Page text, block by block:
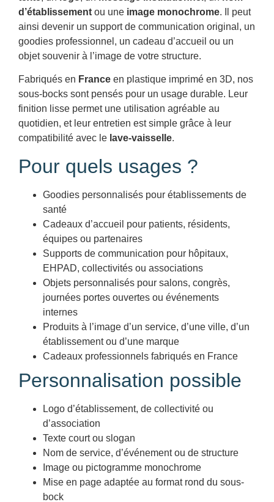
d’établissement ou une image monochrome. Il peut
ainsi devenir un support de communication original, un
goodies professionnel, un cadeau d’accueil ou un
objet souvenir à l’image de votre structure.
Fabriqués en France en plastique imprimé en 3D, nos
sous-bocks sont pensés pour un usage durable. Leur
finition lisse permet une utilisation agréable au
quotidien, et leur entretien est simple grâce à leur
compatibilité avec le lave-vaisselle.
Pour quels usages ?
Goodies personnalisés pour établissements de
santé
Cadeaux d’accueil pour patients, résidents,
équipes ou partenaires
Supports de communication pour hôpitaux,
EHPAD, collectivités ou associations
Objets personnalisés pour salons, congrès,
journées portes ouvertes ou événements
internes
Produits à l’image d’un service, d’une ville, d’un
établissement ou d’une marque
Cadeaux professionnels fabriqués en France
Personnalisation possible
Logo d’établissement, de collectivité ou
d’association
Texte court ou slogan
Nom de service, d’événement ou de structure
Image ou pictogramme monochrome
Mise en page adaptée au format rond du sous-
bock